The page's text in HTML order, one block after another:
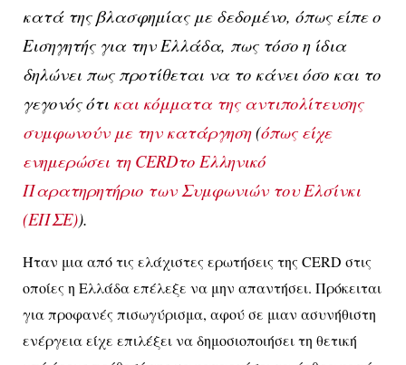
κατά της βλασφημίας με δεδομένο, όπως είπε ο
Εισηγητής για την Ελλάδα, πως τόσο η ίδια
δηλώνει πως προτίθεται να το κάνει όσο και το
γεγονός ότι και κόμματα της αντιπολίτευσης
συμφωνούν με την κατάργηση(όπως είχε
ενημερώσει τη CERDτο Ελληνικό
Παρατηρητήριο των Συμφωνιών του Ελσίνκι
(ΕΠΣΕ)).
Ήταν μια από τις ελάχιστες ερωτήσεις της CERD στις
οποίες η Ελλάδα επέλεξε να μην απαντήσει. Πρόκειται
για προφανές πισωγύρισμα, αφού σε μιαν ασυνήθιστη
ενέργεια είχε επιλέξει να δημοσιοποιήσει τη θετική